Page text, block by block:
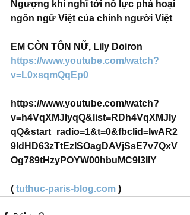
Ngượng khi nghĩ tới nỗ lực phá hoại
ngôn ngữ Việt của chính người Việt
EM CÒN TÔN NỮ, Lily Doiron
https://www.youtube.com/watch?
v=L0xsqmQqEp0
https://www.youtube.com/watch?
v=h4VqXMJIyqQ&list=RDh4VqXMJIy
qQ&start_radio=1&t=0&fbclid=IwAR2
9ldHD63zTtEzISOagDAVjSsE7v7QxV
Og789tHzyPOYW00hbuMC9l3IlY
( tuthuc-paris-blog.com )